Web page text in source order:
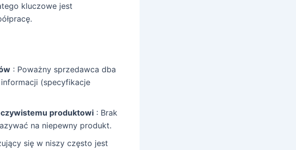
kluczowe jest
: Poważny sprzedawca dba
(specyfikacje
produktowi : Brak
na niepewny produkt.
się w niszy często jest